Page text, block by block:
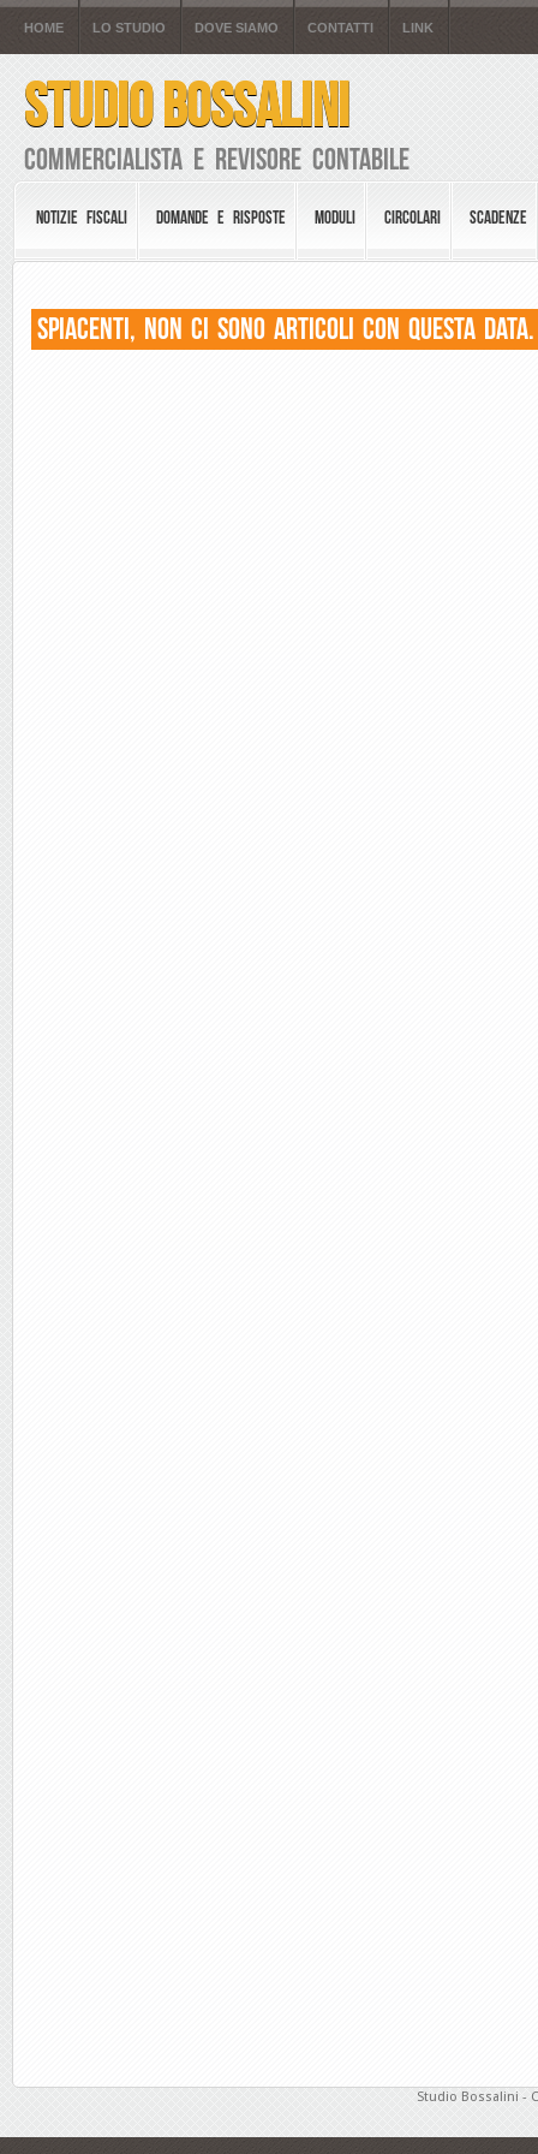
HOME LO STUDIO DOVE SIAMO CONTATTI LINK
STUDIO BOSSALINI
Commercialista e Revisore Contabile
NOTIZIE FISCALI DOMANDE E RISPOSTE MODULI CIRCOLARI SCADENZE
Spiacenti, non ci sono articoli con questa data.
Studio Bossalini -